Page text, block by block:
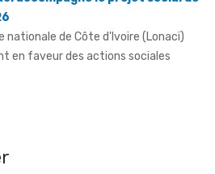
nationale de Côte d'Ivoire (Lonaci)
jeunes cadres du Sud-Comoé,